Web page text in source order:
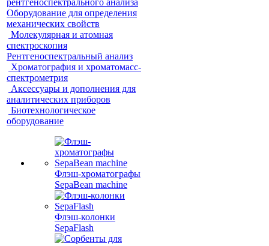
рентгеноспектрального анализа
Оборудование для определения
механических свойств
Молекулярная и атомная
спектроскопия
Рентгеноспектральный анализ
Хроматография и хроматомасс-
спектрометрия
Аксессуары и дополнения для
аналитических приборов
Биотехнологическое
оборудование
Флэш-хроматографы
SepaBean machine
Флэш-колонки
SepaFlash